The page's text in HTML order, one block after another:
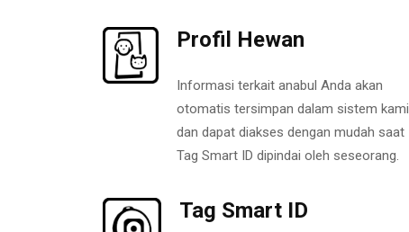
Profil Hewan
Informasi terkait anabul Anda akan
otomatis tersimpan dalam sistem kami
dan dapat diakses dengan mudah saat
Tag Smart ID dipindai oleh seseorang.
Tag Smart ID